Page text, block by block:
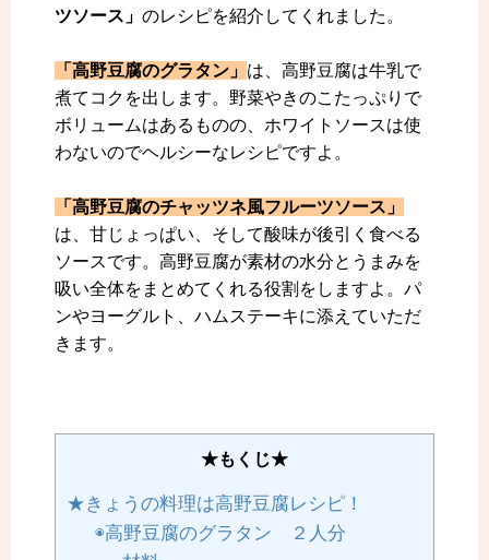
ツソース」 のレシピを紹介してくれました。
「高野豆腐のグラタン」 は、高野豆腐は牛乳で
煮てコクを出します。野菜やきのこたっぷりで
ボリュームはあるものの、ホワイトソースは使
わないのでヘルシーなレシピですよ。
「高野豆腐のチャッツネ風フルーツソース」
は、甘じょっぱい、そして酸味が後引く食べる
ソースです。高野豆腐が素材の水分とうまみを
吸い全体をまとめてくれる役割をしますよ。パ
ンやヨーグルト、ハムステーキに添えていただ
きます。
★もくじ★
★きょうの料理は高野豆腐レシピ！
◉高野豆腐のグラタン ２人分